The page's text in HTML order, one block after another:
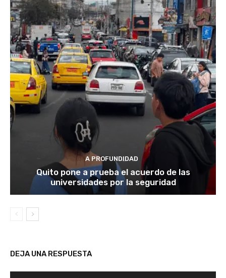
A PROFUNDIDAD
Quito pone a prueba el acuerdo de las
universidades por la seguridad
DEJA UNA RESPUESTA